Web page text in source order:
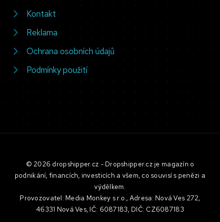
Kontakt
Reklama
Ochrana osobních údajů
Podmínky použití
© 2026 dropshipper.cz - Dropshipper.cz je magazín o
podnikání, financích, investicích a všem, co souvisí s penězi a
výdělkem.
Provozovatel: Media Monkey s.r.o., Adresa: Nová Ves 272,
46331 Nová Ves, IČ: 6087183, DIČ: CZ6087183